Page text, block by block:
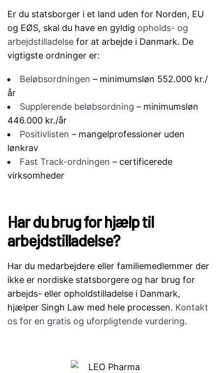
Er du statsborger i et land uden for Norden, EU
og EØS, skal du have en gyldig opholds- og
arbejdstilladelse for at arbejde i Danmark. De
vigtigste ordninger er:
Beløbsordningen – minimumsløn 552.000 kr./
år
Supplerende beløbsordning – minimumsløn
446.000 kr./år
Positivlisten – mangelprofessioner uden
lønkrav
Fast Track-ordningen – certificerede
virksomheder
Har du brug for hjælp til
arbejdstilladelse?
Har du medarbejdere eller familiemedlemmer der
ikke er nordiske statsborgere og har brug for
arbejds- eller opholdstilladelse i Danmark,
hjælper Singh Law med hele processen. Kontakt
os for en gratis og uforpligtende vurdering.